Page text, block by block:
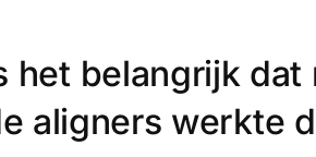
het belangrijk
aligners werkte